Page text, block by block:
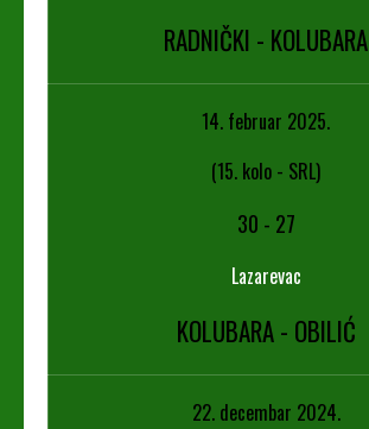
RADNIČKI - KOLUBARA
14. februar 2025.
(15. kolo - SRL)
30 - 27
Lazarevac
KOLUBARA - OBILIĆ
22. decembar 2024.